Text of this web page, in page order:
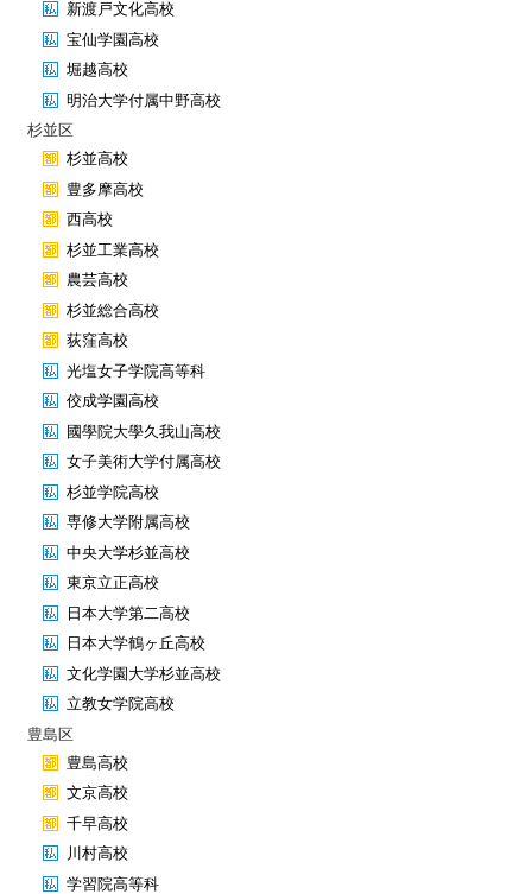
新渡戸文化高校
宝仙学園高校
堀越高校
明治大学付属中野高校
杉並区
杉並高校
豊多摩高校
西高校
杉並工業高校
農芸高校
杉並総合高校
荻窪高校
光塩女子学院高等科
佼成学園高校
國學院大學久我山高校
女子美術大学付属高校
杉並学院高校
専修大学附属高校
中央大学杉並高校
東京立正高校
日本大学第二高校
日本大学鶴ヶ丘高校
文化学園大学杉並高校
立教女学院高校
豊島区
豊島高校
文京高校
千早高校
川村高校
学習院高等科